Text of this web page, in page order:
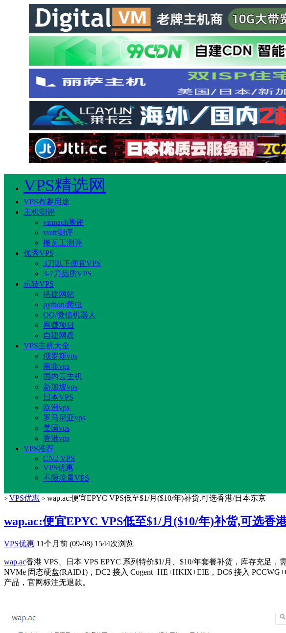
VPS精选网
VPS有趣用途
主机测评
virmach测评
vultr测评
搬瓦工测评
优秀VPS
3刀以下便宜VPS
3-7刀品质VPS
玩转VPS
搭建网站
python/爬虫
QQ/微信机器人
网赚项目
自建网盘
VPS主机大全
俄罗斯vps
南非vps
国内云主机
新加坡vps
日本VPS
欧洲vps
罗马尼亚vps
美国vps
香港vps
VPS推荐
CN2 VPS
VPS优惠
不限流量VPS
> VPS优惠 > wap.ac:便宜EPYC VPS低至$1/月($10/年)补货,可选香港/日本东京
wap.ac:便宜EPYC VPS低至$1/月($10/年)补货,可选香
VPS优惠 11个月前 (09-08) 1544次浏览
wap.ac香港 VPS、日本 VPS EPYC 系列特价$1/月、$10/年套餐补货，库存充足，
NVMe 固态硬盘(RAID1)，DC2 接入 Cogent+HE+HKIX+EIE，DC6 接入
产品，官网标注无退款。